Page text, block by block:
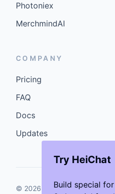
Try HeiChat
Build special
Photoniex
MerchmindAI
COMPANY
Pricing
FAQ
Docs
Updates
© 2026 GenCybers Inc. All